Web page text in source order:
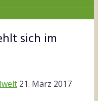
sich im
21. März 2017